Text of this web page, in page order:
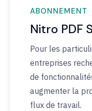
ABONNEMENT
Nitro PDF
Pour les
entreprises
de
augmenter la
flux de travail.